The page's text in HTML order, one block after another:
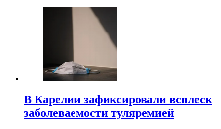
В Карелии зафиксировали всплеск
заболеваемости туляремией